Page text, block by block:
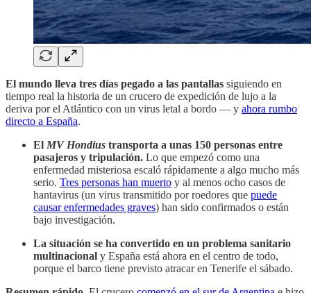
El mundo lleva tres días pegado a las pantallas siguiendo en
tiempo real la historia de un crucero de expedición de lujo a la
deriva por el Atlántico con un virus letal a bordo — y ahora rumbo
directo a España.
El MV Hondius transporta a unas 150 personas entre
pasajeros y tripulación. Lo que empezó como una
enfermedad misteriosa escaló rápidamente a algo mucho más
serio. Tres personas han muerto y al menos ocho casos de
hantavirus (un virus transmitido por roedores que puede
causar enfermedades graves) han sido confirmados o están
bajo investigación.
La situación se ha convertido en un problema sanitario
multinacional y España está ahora en el centro de todo,
porque el barco tiene previsto atracar en Tenerife el sábado.